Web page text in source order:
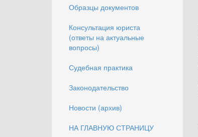
Образцы документов
Консультация юриста
(ответы на актуальные
вопросы)
Судебная практика
Законодательство
Новости (архив)
НА ГЛАВНУЮ СТРАНИЦУ